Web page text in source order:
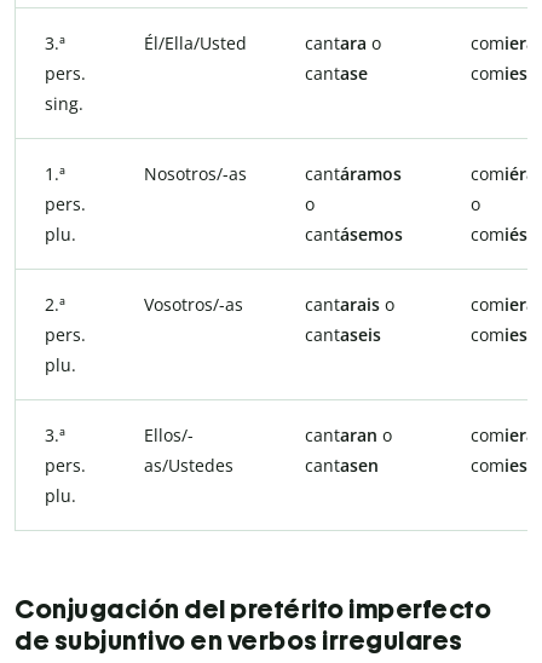
3.ª
pers.
sing.
Él/Ella/Usted cantara o
cantase
comiera
comiese
1.ª
pers.
plu.
Nosotros/-as cantáramos
o
cantásemos
com
o
com
2.ª
pers.
plu.
Vosotros/-as cantarais o
cantaseis
com
com
3.ª
pers.
plu.
Ellos/-
as/Ustedes
cantaran o
cantasen
com
com
Conjugación del pretérito imperfecto
de subjuntivo en verbos irregulares